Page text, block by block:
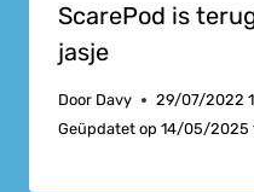
ScarePod is
jasje
Door Davy
29/07/2022
Geüpdatet op 14/05/2025